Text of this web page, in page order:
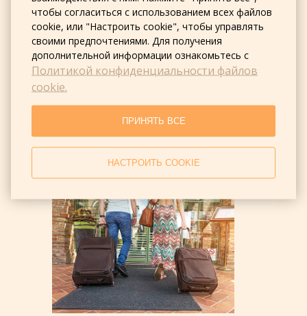
чтобы согласиться с использованием всех файлов
cookie, или "Настроить cookie", чтобы управлять
своими предпочтениями. Для получения
дополнительной информации ознакомьтесь с
Политикой конфиденциальности файлов
cookie.
ПРИНЯТЬ ВСЕ
НАСТРОИТЬ COOKIE
вкусный домашний завтрак,
подаваемый в ресторане отеля, а
также доступ к бассейну и
солевой пещере.